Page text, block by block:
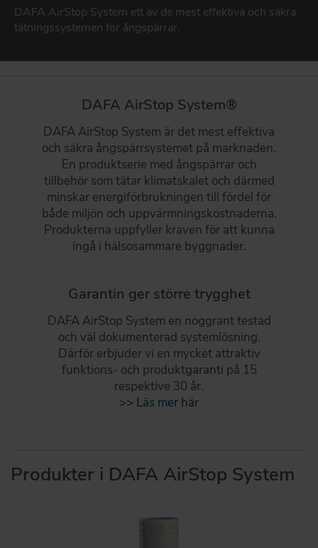
DAFA AirStop System ett av de mest effektiva och säkra
tätningssystemen för ångspärrar.
DAFA AirStop System®
DAFA AirStop System är det mest effektiva
och säkra ångspärrsystemet på marknaden.
En produktserie med ångspärrar och
tillbehör som tätar klimatskalet och därmed
minskar energiförbrukningen till fördel för
både miljön och uppvärmningskostnaderna.
Produkterna uppfyller kraven för att kunna
ingå i hälsosammare byggnader.
Garantin ger större trygghet
DAFA AirStop System en noggrant testad
och väl dokumenterad systemlösning.
Därför erbjuder vi en mycket attraktiv
funktions- och produktgaranti på 15
respektive 30 år.
>> Läs mer här
Produkter i DAFA AirStop System
Produkter til facader
DAFA GLAS, FÖNSTER- OCH DÖRRTÄTNING
Stærkt produktmatch til byggeindustrien
GARANTIER
DAFAs funktions- och produktgarantier
GÅ TILL PRODUKTER
DAFA BUILDING SOLUTIONS